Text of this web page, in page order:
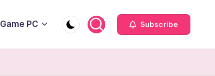
Game PC Subscribe